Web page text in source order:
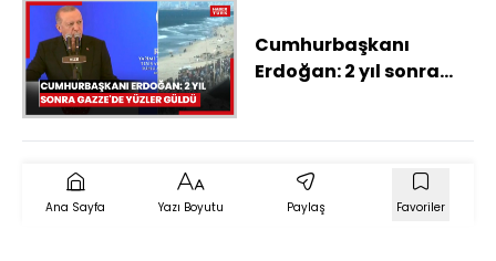
Cumhurbaşkanı
Erdoğan: 2 yıl sonra
Ana Sayfa Yazı Boyutu Paylaş Favoriler